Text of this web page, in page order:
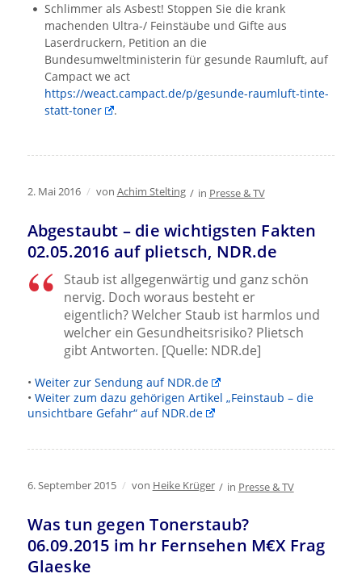
Schlimmer als Asbest! Stoppen Sie die krank
machenden Ultra-/ Feinstäube und Gifte aus
Laserdruckern, Petition an die
Bundesumweltministerin für gesunde Raumluft, auf
Campact we act
https://weact.campact.de/p/gesunde-raumluft-tinte-
statt-toner
.
2. Mai 2016 / von Achim Stelting / in Presse & TV
Abgestaubt – die wichtigsten Fakten
02.05.2016 auf plietsch, NDR.de
Staub ist allgegenwärtig und ganz schön
nervig. Doch woraus besteht er
eigentlich? Welcher Staub ist harmlos und
welcher ein Gesundheitsrisiko? Plietsch
gibt Antworten. [Quelle: NDR.de]
• Weiter zur Sendung auf NDR.de
• Weiter zum dazu gehörigen Artikel „Feinstaub – die
unsichtbare Gefahr“ auf NDR.de
6. September 2015 / von Heike Krüger / in Presse & TV
Was tun gegen Tonerstaub?
06.09.2015 im hr Fernsehen M€X Frag
Glaeske